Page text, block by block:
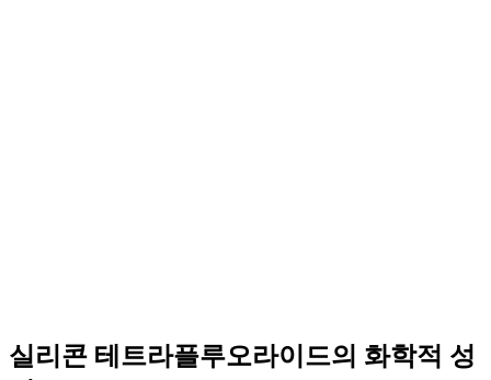
실리콘 테트라플루오라이드의 화학적 성